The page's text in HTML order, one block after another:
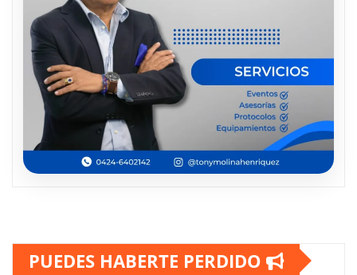
PUEDES HABERTE PERDIDO